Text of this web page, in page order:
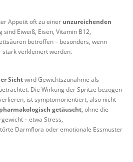
Appetit oft zu einer unzureichenden
sind Eiweiß, Eisen, Vitamin B12,
betroffen – besonders, wenn
stark verkleinert werden.
Sichtwird Gewichtszunahme als
Die Wirkung der Spritze bezogen
ist symptomorientiert, also nicht
getäuscht, ohne die
– etwa Stress,
Darmflora oder emotionale Essmuster